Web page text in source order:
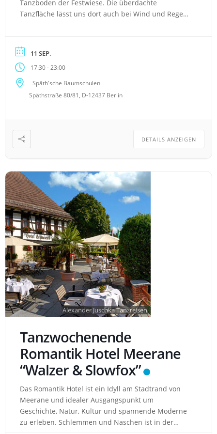
Tanzboden der Festwiese. Die überdachte
Tanzfläche lässt uns dort auch bei Wind und Regen
Tanzfläche. Das macht es zu einem wunderschönen
Ambiente, auch zum Sitzen in den Tanzpausen. Die
anliegende Bar […]
11 SEP.
17:30-23:00
Späth'sche Baumschulen
Späthstraße 80/81, D-12437 Berlin
DETAILS ANZEIGEN
Alexander Juschka Tanzreisen
Tanzwochenende
Romantik Hotel Meerane
“Walzer & Slowfox”
Das Romantik Hotel ist ein Idyll am Stadtrand von
Meerane und idealer Ausgangspunkt um
Geschichte, Natur, Kultur und spannende Moderne
zu erleben. Schlemmen und Naschen ist in der